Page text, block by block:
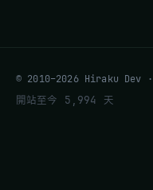
© 2010–2026 Hiraku Dev ·
開站至今 5,994 天